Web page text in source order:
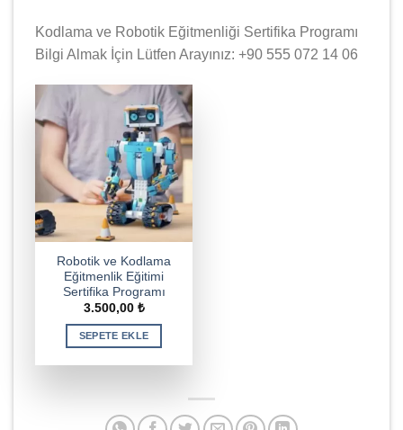
Kodlama ve Robotik Eğitmenliği Sertifika Programı
Bilgi Almak İçin Lütfen Arayınız: +90 555 072 14 06
Robotik ve Kodlama
Eğitmenlik Eğitimi
Sertifika Programı
3.500,00 ₺
SEPETE EKLE